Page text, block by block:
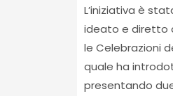
L’iniziativa è
ideato e diretto
le Celebrazioni
quale ha
presentando